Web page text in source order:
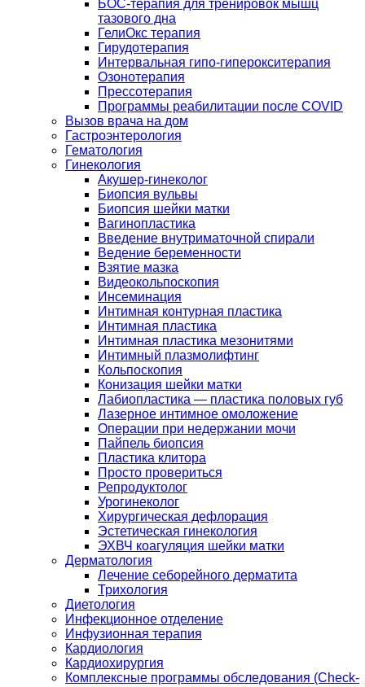
БОС-терапия для тренировок мышц
тазового дна
ГелиОкс терапия
Гирудотерапия
Интервальная гипо-гиперокситерапия
Озонотерапия
Прессотерапия
Программы реабилитации после СOVID
Вызов врача на дом
Гастроэнтерология
Гематология
Гинекология
Акушер-гинеколог
Биопсия вульвы
Биопсия шейки матки
Вагинопластика
Введение внутриматочной спирали
Ведение беременности
Взятие мазка
Видеокольпоскопия
Инсеминация
Интимная контурная пластика
Интимная пластика
Интимная пластика мезонитями
Интимный плазмолифтинг
Кольпоскопия
Конизация шейки матки
Лабиопластика — пластика половых губ
Лазерное интимное омоложение
Операции при недержании мочи
Пайпель биопсия
Пластика клитора
Просто провериться
Репродуктолог
Урогинеколог
Хирургическая дефлорация
Эстетическая гинекология
ЭХВЧ коагуляция шейки матки
Дерматология
Лечение себорейного дерматита
Трихология
Диетология
Инфекционное отделение
Инфузионная терапия
Кардиология
Кардиохирургия
Комплексные программы обследования (Check-